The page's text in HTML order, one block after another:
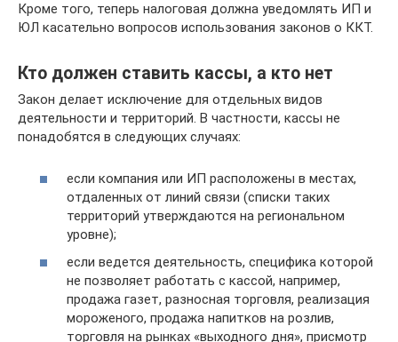
Кроме того, теперь налоговая должна уведомлять ИП и
ЮЛ касательно вопросов использования законов о ККТ.
Кто должен ставить кассы, а кто нет
Закон делает исключение для отдельных видов
деятельности и территорий. В частности, кассы не
понадобятся в следующих случаях:
если компания или ИП расположены в местах,
отдаленных от линий связи (списки таких
территорий утверждаются на региональном
уровне);
если ведется деятельность, специфика которой
не позволяет работать с кассой, например,
продажа газет, разносная торговля, реализация
мороженого, продажа напитков на розлив,
торговля на рынках «выходного дня», присмотр